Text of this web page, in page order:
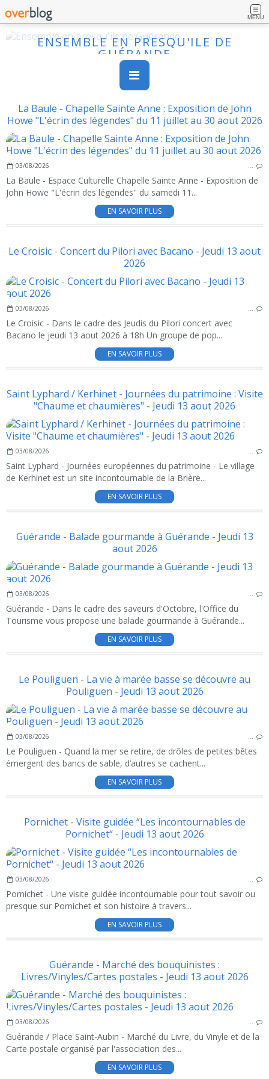
MENU
ENSEMBLE EN PRESQU'ILE DE
GUÉRANDE
La Baule - Chapelle Sainte Anne : Exposition de John
Howe "L'écrin des légendes" du 11 juillet au 30 aout 2026
03/08/2026 …
La Baule - Espace Culturelle Chapelle Sainte Anne - Exposition de
John Howe "L'écrin des légendes" du samedi 11...
EN SAVOIR PLUS
Le Croisic - Concert du Pilori avec Bacano - Jeudi 13 aout
2026
03/08/2026 …
Le Croisic - Dans le cadre des Jeudis du Pilori concert avec
Bacano le jeudi 13 aout 2026 à 18h Un groupe de pop...
EN SAVOIR PLUS
Saint Lyphard / Kerhinet - Journées du patrimoine : Visite
"Chaume et chaumières" - Jeudi 13 aout 2026
03/08/2026 …
Saint Lyphard - Journées européennes du patrimoine - Le village
de Kerhinet est un site incontournable de la Brière...
EN SAVOIR PLUS
Guérande - Balade gourmande à Guérande - Jeudi 13
aout 2026
03/08/2026 …
Guérande - Dans le cadre des saveurs d'Octobre, l'Office du
Tourisme vous propose une balade gourmande à Guérande...
EN SAVOIR PLUS
Le Pouliguen - La vie à marée basse se découvre au
Pouliguen - Jeudi 13 aout 2026
03/08/2026 …
Le Pouliguen - Quand la mer se retire, de drôles de petites bêtes
émergent des bancs de sable, d’autres se cachent...
EN SAVOIR PLUS
Pornichet - Visite guidée “Les incontournables de
Pornichet“ - Jeudi 13 aout 2026
03/08/2026 …
Pornichet - Une visite guidée incontournable pour tout savoir ou
presque sur Pornichet et son histoire à travers...
EN SAVOIR PLUS
Guérande - Marché des bouquinistes :
Livres/Vinyles/Cartes postales - Jeudi 13 aout 2026
03/08/2026 …
Guérande / Place Saint-Aubin - Marché du Livre, du Vinyle et de la
Carte postale organisé par l'association des...
EN SAVOIR PLUS